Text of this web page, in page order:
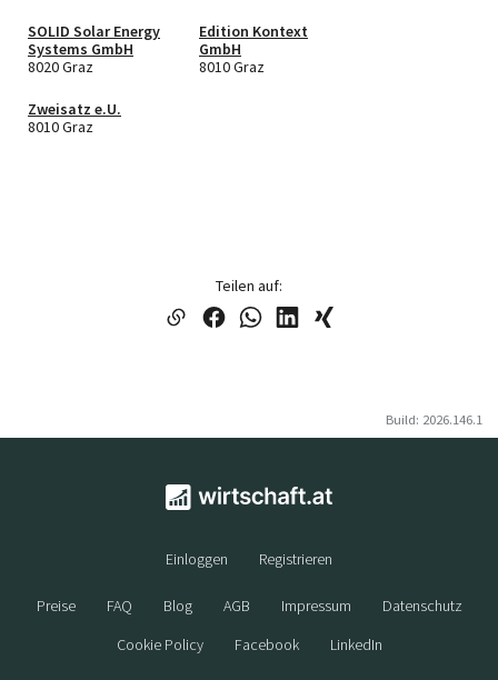
SOLID Solar Energy
Systems GmbH
8020 Graz
Edition Kontext
GmbH
8010 Graz
Zweisatz e.U.
8010 Graz
Teilen auf:
Build: 2026.146.1
Einloggen Registrieren
Preise FAQ Blog AGB Impressum
Datenschutz
Cookie Policy
Facebook LinkedIn